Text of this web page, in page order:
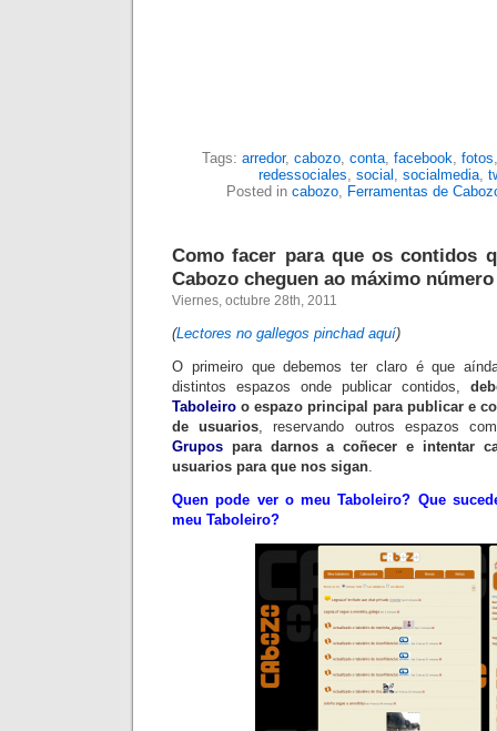
Tags: arredor, cabozo, conta, facebook, fotos
redessociales, social , socialmedia,
Posted in cabozo, Ferramentas de
Como facer para que os contidos
Cabozo cheguen ao máximo
Viernes, octubre 28th, 2011
(Lectores no gallegos pinchad aquí)
O primeiro que debemos ter claro é que
distintos espazos onde publicar contidos,
Taboleiro o espazo principal para publicar e
de usuarios, reservando outros espazos
Grupos para darnos a coñecer e intentar
usuarios para que nos sigan.
Quen pode ver o meuTaboleiro? Que
meu Taboleiro?